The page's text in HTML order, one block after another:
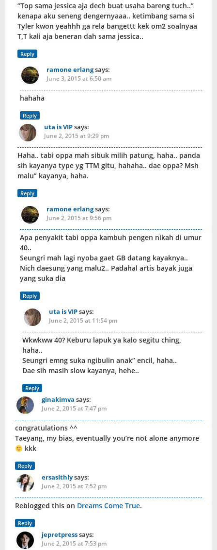
“Top sama jessica aja dech buat usaha bareng tuch..”
kenapa aku seneng dengernyaaa.. ketimbang sama si
Tyler kwon yeahhh ga rela bangettt kek om2 soalnyaa
T,T kali aja beneran dah sama jessica..
Reply
ramone erlangsays:
June 3, 2015 at 6:50 am
hahaha
Reply
uta is VIPsays:
June 2, 2015 at 9:29 pm
Haha.. tabi oppa mah sibuk milih patung, haha.. panda
sih kayanya type yg TTM gitu, hahaha.. dae oppa? Msh
malu” kayanya, haha.
Reply
ramone erlangsays:
June 2, 2015 at 9:56 pm
Apa penyakit tabi oppa kambuh pengen nikah di umur
40..
Seungri mah lagi nyoba gaet GB datang kayaknya..
Nich daesung yang malu2.. Padahal artis bayak juga
yang suka dia
Reply
uta is VIPsays:
June 2, 2015 at 11:54 pm
Wkwkww 40? Keburu lapuk ya kalo segitu ching,
haha..
Seungri emng suka ngibulin anak” encil, haha..
Dae sih masih slow kayanya, hehe..
Reply
ginakimva says:
June 2, 2015 at 7:47 pm
congratulations ^^
Taeyang, my bias, eventually you’re not alone anymore
kkk
Reply
ersaslthlysays:
June 2, 2015 at 7:52 pm
Reblogged this on Dreams Come True.
Reply
jepretpresssays:
June 2, 2015 at 7:53 pm